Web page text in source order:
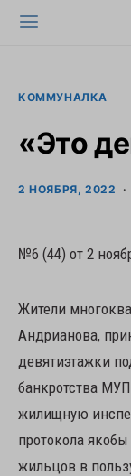
КОММУНАЛКА
«Это
2 НОЯБРЯ, 2022
№6 (44) от 2
Жители
Андрианова,
девятиэтажки
банкротства
жилищную
протокола
жильцов в